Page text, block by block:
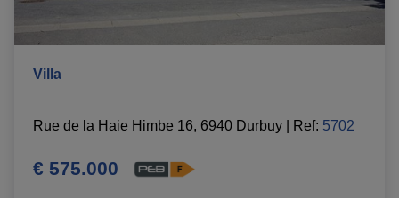
Villa
Rue de la Haie Himbe 16, 6940 Durbuy Ref: 5702
€ 575.000